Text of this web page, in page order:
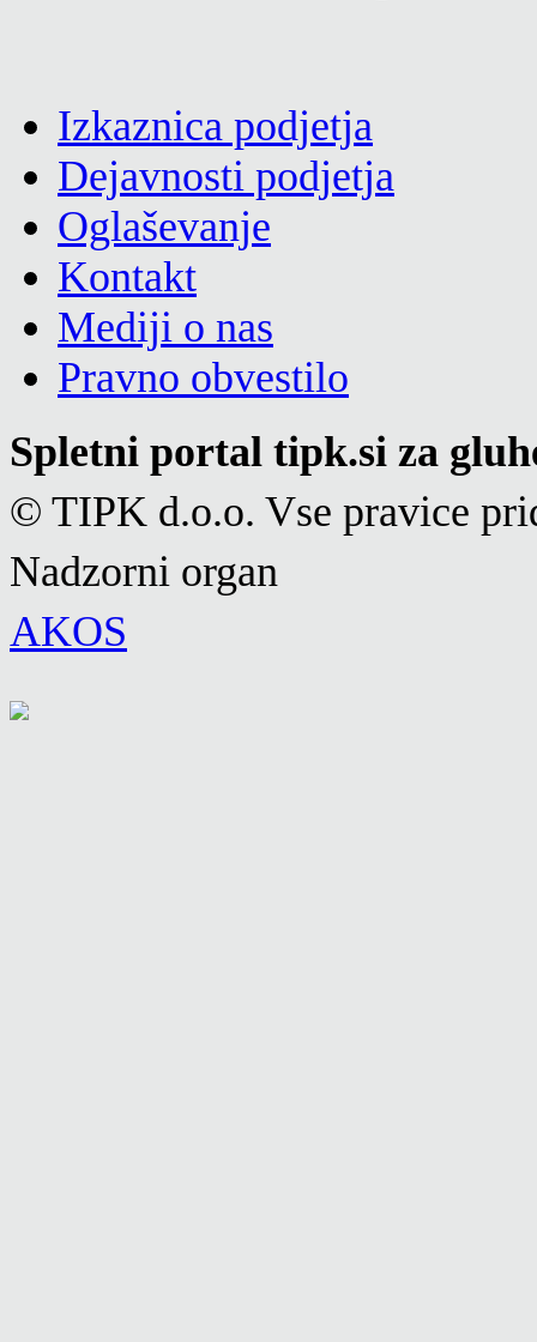
Izkaznica podjetja
Dejavnosti podjetja
Oglaševanje
Kontakt
Mediji o nas
Pravno obvestilo
Spletni portal tipk.si za
© TIPK d.o.o. Vse pravice
Nadzorni organ
AKOS